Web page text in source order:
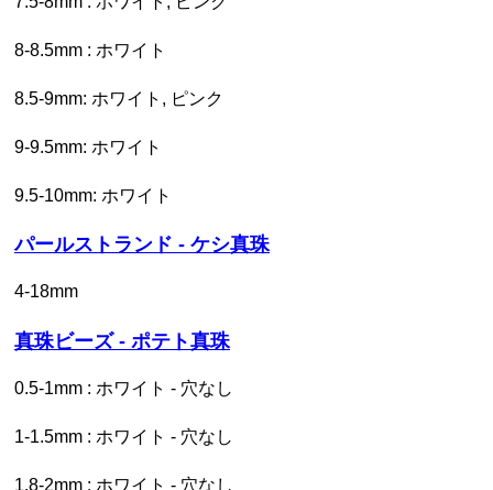
8-8.5mm : ホワイト
8.5-9mm: ホワイト, ピンク
9-9.5mm: ホワイト
9.5-10mm: ホワイト
パールストランド - ケシ真珠
4-18mm
真珠ビーズ - ポテト真珠
0.5-1mm : ホワイト - 穴なし
1-1.5mm : ホワイト - 穴なし
1.8-2mm : ホワイト - 穴なし